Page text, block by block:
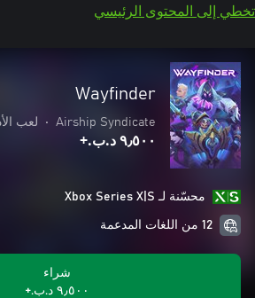
تخطي إلى المحتوى الرئيسي
Wayfinder
Airship Syndicate
• لعب
٩٫٥٠٠ د.ب.‏+
محسّنة لـ Xbox Series X|S
12 من اللغات المدعمة
شراء
٩٫٥٠٠ د.ب.‏+